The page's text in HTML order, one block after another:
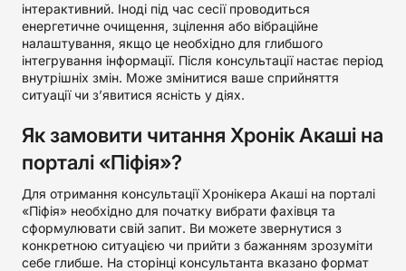
інтерактивний. Іноді під час сесії проводиться
енергетичне очищення, зцілення або вібраційне
налаштування, якщо це необхідно для глибшого
інтегрування інформації. Після консультації настає період
внутрішніх змін. Може змінитися ваше сприйняття
ситуації чи з’явитися ясність у діях.
Як замовити читання Хронік Акаші на
порталі «Піфія»?
Для отримання консультації Хронікера Акаші на порталі
«Піфія» необхідно для початку вибрати фахівця та
сформулювати свій запит. Ви можете звернутися з
конкретною ситуацією чи прийти з бажанням зрозуміти
себе глибше. На сторінці консультанта вказано формат